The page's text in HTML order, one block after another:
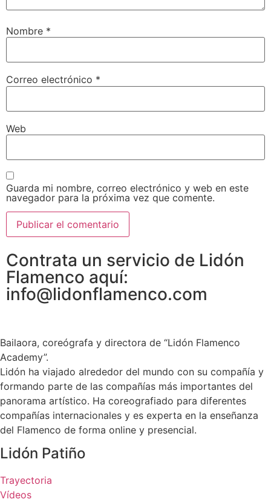
Nombre *
Correo electrónico *
Web
Guarda mi nombre, correo electrónico y web en este
navegador para la próxima vez que comente.
Contrata un servicio de Lidón
Flamenco aquí:
info@lidonflamenco.com
Bailaora, coreógrafa y directora de “Lidón Flamenco
Academy”.
Lidón ha viajado alrededor del mundo con su compañía y
formando parte de las compañías más importantes del
panorama artístico. Ha coreografiado para diferentes
compañías internacionales y es experta en la enseñanza
del Flamenco de forma online y presencial.
Lidón Patiño
Trayectoria
Vídeos